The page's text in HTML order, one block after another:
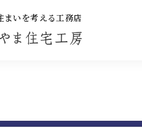
まいを考える工務店